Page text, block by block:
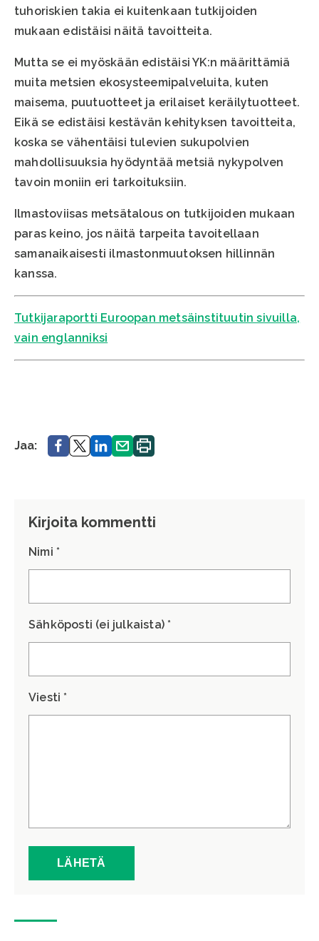
tuhoriskien takia ei kuitenkaan tutkijoiden
mukaan edistäisi näitä tavoitteita.
Mutta se ei myöskään edistäisi YK:n määrittämiä
muita metsien ekosysteemipalveluita, kuten
maisema, puutuotteet ja erilaiset keräilytuotteet.
Eikä se edistäisi kestävän kehityksen tavoitteita,
koska se vähentäisi tulevien sukupolvien
mahdollisuuksia hyödyntää metsiä nykypolven
tavoin moniin eri tarkoituksiin.
Ilmastoviisas metsätalous on tutkijoiden mukaan
paras keino, jos näitä tarpeita tavoitellaan
samanaikaisesti ilmastonmuutoksen hillinnän
kanssa.
Tutkijaraportti Euroopan metsäinstituutin sivuilla,
vain englanniksi
Jaa: Jaa. Jaa.Jaa. Jaa. Tulosta
sivu.
Kirjoita kommentti
Nimi *
Sähköposti (ei julkaista) *
Viesti *